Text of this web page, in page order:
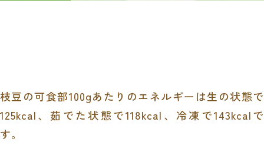
枝豆の可食部100gあたりのエネルギーは生の状態で
125kcal、茹でた状態で118kcal、冷凍で143kcalで
す。